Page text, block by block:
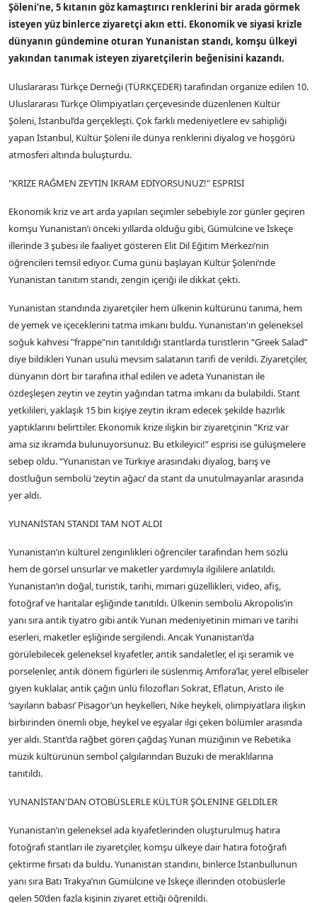
Şöleni’ne, 5 kıtanın göz kamaştırıcı renklerini bir arada görmek
isteyen yüz binlerce ziyaretçi akın etti. Ekonomik ve siyasi krizle
dünyanın gündemine oturan Yunanistan standı, komşu ülkeyi
yakından tanımak isteyen ziyaretçilerin beğenisini kazandı.
Uluslararası Türkçe Derneği (TÜRKÇEDER) tarafından organize edilen 10.
Uluslararası Türkçe Olimpiyatları çerçevesinde düzenlenen Kültür
Şöleni, İstanbul’da gerçekleşti. Çok farklı medeniyetlere ev sahipliği
yapan İstanbul, Kültür Şöleni ile dünya renklerini diyalog ve hoşgörü
atmosferi altında buluşturdu.
"KRİZE RAĞMEN ZEYTİN İKRAM EDİYORSUNUZ!" ESPRİSİ
Ekonomik kriz ve art arda yapılan seçimler sebebiyle zor günler geçiren
komşu Yunanistan’ı önceki yıllarda olduğu gibi, Gümülcine ve İskeçe
illerinde 3 şubesi ile faaliyet gösteren Elit Dil Eğitim Merkezi’nin
öğrencileri temsil ediyor. Cuma günü başlayan Kültür Şöleni’nde
Yunanistan tanıtım standı, zengin içeriği ile dikkat çekti.
Yunanistan standında ziyaretçiler hem ülkenin kültürünü tanıma, hem
de yemek ve içeceklerini tatma imkanı buldu. Yunanistan'ın geleneksel
soğuk kahvesi "frappe"nin tanıtıldığı stantlarda turistlerin “Greek Salad”
diye bildikleri Yunan usulü mevsim salatanın tarifi de verildi. Ziyaretçiler,
dünyanın dört bir tarafına ithal edilen ve adeta Yunanistan ile
özdeşleşen zeytin ve zeytin yağından tatma imkanı da bulabildi. Stant
yetkilileri, yaklaşık 15 bin kişiye zeytin ikram edecek şekilde hazırlık
yaptıklarını belirttiler. Ekonomik krize ilişkin bir ziyaretçinin “Kriz var
ama siz ikramda bulunuyorsunuz. Bu etkileyici!” esprisi ise gülüşmelere
sebep oldu. “Yunanistan ve Türkiye arasındaki diyalog, barış ve
dostluğun sembolü ‘zeytin ağacı’ da stant da unutulmayanlar arasında
yer aldı.
YUNANİSTAN STANDI TAM NOT ALDI
Yunanistan’ın kültürel zenginlikleri öğrenciler tarafından hem sözlü
hem de görsel unsurlar ve maketler yardımıyla ilgililere anlatıldı.
Yunanistan’ın doğal, turistik, tarihi, mimari güzellikleri, video, afiş,
fotoğraf ve haritalar eşliğinde tanıtıldı. Ülkenin sembolü Akropolis’in
yanı sıra antik tiyatro gibi antik Yunan medeniyetinin mimari ve tarihi
eserleri, maketler eşliğinde sergilendi. Ancak Yunanistan’da
görülebilecek geleneksel kıyafetler, antik sandaletler, el işi seramik ve
porselenler, antik dönem figürleri ile süslenmiş Amfora’lar, yerel elbiseler
giyen kuklalar, antik çağın ünlü filozofları Sokrat, Eflatun, Aristo ile
‘sayıların babası’ Pisagor’un heykelleri, Nike heykeli, olimpiyatlara ilişkin
birbirinden önemli obje, heykel ve eşyalar ilgi çeken bölümler arasında
yer aldı. Stant’da rağbet gören çağdaş Yunan müziğinin ve Rebetika
müzik kültürünün sembol çalgılarından Buzuki de meraklılarına
tanıtıldı.
YUNANİSTAN'DAN OTOBÜSLERLE KÜLTÜR ŞÖLENİNE GELDİLER
Yunanistan’ın geleneksel ada kıyafetlerinden oluşturulmuş hatıra
fotoğrafı stantları ile ziyaretçiler, komşu ülkeye dair hatıra fotoğrafı
çektirme fırsatı da buldu. Yunanistan standını, binlerce İstanbullunun
yanı sıra Batı Trakya’nın Gümülcine ve İskeçe illerinden otobüslerle
gelen 50’den fazla kişinin ziyaret ettiği öğrenildi.